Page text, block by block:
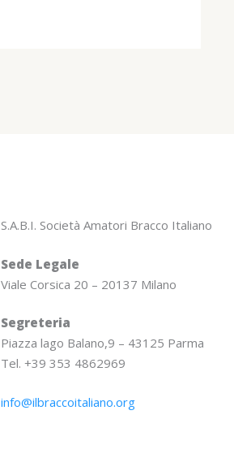
S.A.B.I. Società Amatori Bracco Italiano
Sede Legale
Viale Corsica 20 – 20137 Milano
Segreteria
Piazza lago Balano,9 – 43125 Parma
Tel. +39 353 4862969
info@ilbraccoitaliano.org